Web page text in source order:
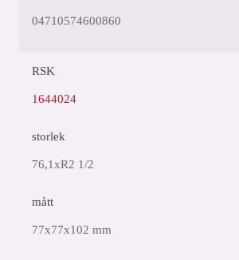
04710574600860
RSK
1644024
storlek
76,1xR2 1/2
mått
77x77x102 mm